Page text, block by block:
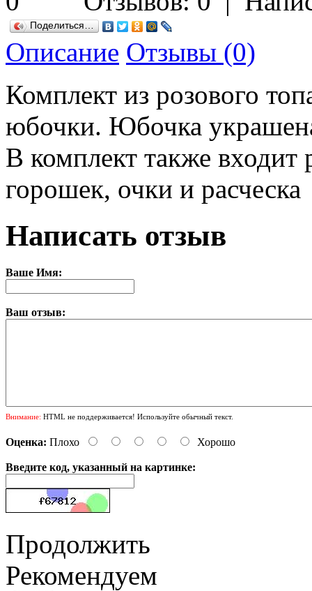
Поделиться…
Описание Отзывы (0)
Комплект из розового
юбочки. Юбочка
В комплект также входит
горошек, очки и расческа
Написать отзыв
Ваше Имя:
Ваш отзыв:
Внимание: HTML не поддерживается! Используйте обычный текст.
Оценка: Плохо Хорошо
Введите код, указанный на картинке:
Продолжить
Рекомендуем